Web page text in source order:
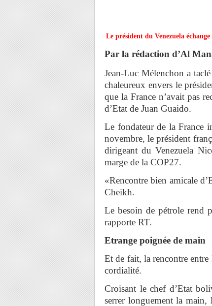
Le président du Venezuela
Par la rédaction d’Al
Jean-Luc Mélenchon a
chaleureux envers le
que la France n’avait pas
d’Etat de Juan Guaido.
Le fondateur de la France
novembre, le président
dirigeant du Venezuela
marge de la COP27.
«Rencontre bien amicale
Cheikh.
Le besoin de pétrole rend
rapporte RT.
Etrange poignée de main
Et de fait, la rencontre
cordialité.
Croisant le chef d’Etat
serrer longuement la